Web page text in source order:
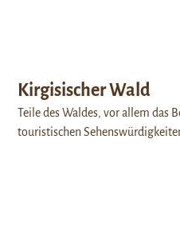
Kirgisischer Wald
Teile des Waldes, vor allem das
touristischen